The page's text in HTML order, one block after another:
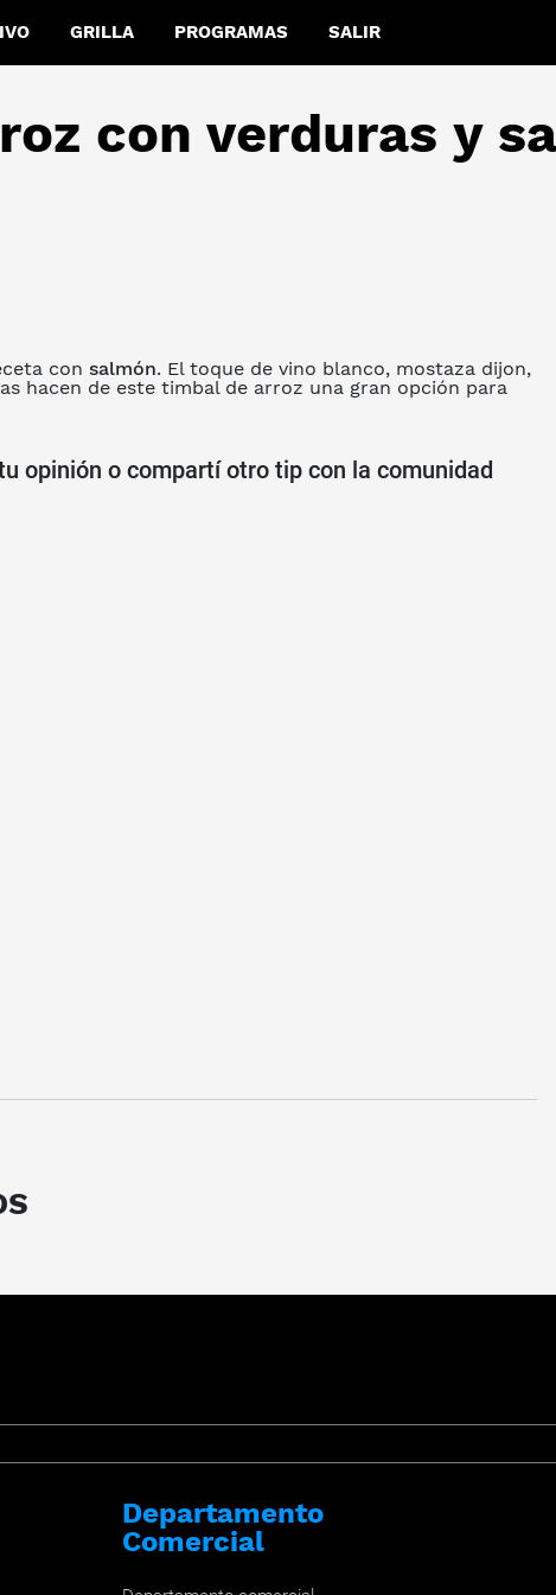
GRILLA PROGRAMAS SALIR
con verduras y
con salmón. El toque de vino blanco, mostaza dijon,
hacen de este timbal de arroz una gran opción para
opinión o compartí otro tip con la comunidad
Departamento
Comercial